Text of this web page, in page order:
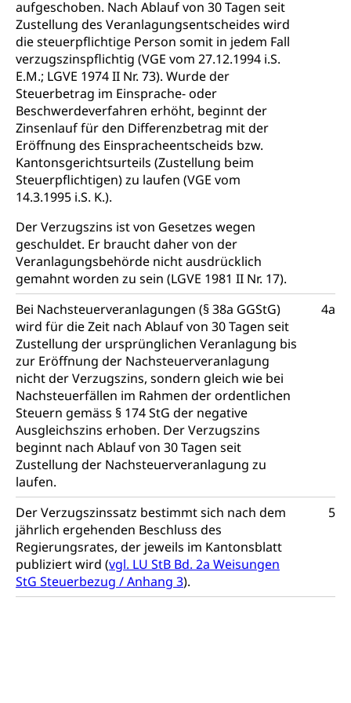
aufgeschoben. Nach Ablauf von 30 Tagen seit
Zustellung des Veranlagungsentscheides wird
die steuerpflichtige Person somit in jedem Fall
verzugszinspflichtig (VGE vom 27.12.1994 i.S.
E.M.; LGVE 1974 II Nr. 73). Wurde der
Steuerbetrag im Einsprache- oder
Beschwerdeverfahren erhöht, beginnt der
Zinsenlauf für den Differenzbetrag mit der
Eröffnung des Einspracheentscheids bzw.
Kantonsgerichtsurteils (Zustellung beim
Steuerpflichtigen) zu laufen (VGE vom
14.3.1995 i.S. K.).
Der Verzugszins ist von Gesetzes wegen
geschuldet. Er braucht daher von der
Veranlagungsbehörde nicht ausdrücklich
gemahnt worden zu sein (LGVE 1981 II Nr. 17).
Bei Nachsteuerveranlagungen (§ 38a GGStG)
wird für die Zeit nach Ablauf von 30 Tagen seit
Zustellung der ursprünglichen Veranlagung bis
zur Eröffnung der Nachsteuerveranlagung
nicht der Verzugszins, sondern gleich wie bei
Nachsteuerfällen im Rahmen der ordentlichen
Steuern gemäss § 174 StG der negative
Ausgleichszins erhoben. Der Verzugszins
beginnt nach Ablauf von 30 Tagen seit
Zustellung der Nachsteuerveranlagung zu
laufen.
4a
Der Verzugszinssatz bestimmt sich nach dem
jährlich ergehenden Beschluss des
Regierungsrates, der jeweils im Kantonsblatt
publiziert wird (vgl. LU StB Bd. 2a Weisungen
StG Steuerbezug / Anhang 3).
5
Höhere Berufsbildung
Berufsabschluss für Erwachsene
Höhere Bildung (hflu.ch)
Beratung & Unterstützung
Neuorientierung
Schnupperlehre & Lehrstellensuche
Beruf & Weiterbildung (beruf.lu.ch)
Berufslehre (beruf.lu.ch)
Fachstelle Berufsbildung
BIZ Beratungs- und Informationszentrum
für Bildung und Beruf
Berufsmaturität
Zentrum für Brückenangebote
Hochschule Luzern HSLU
Pädagogische Hochschule Luzern, PH Luzern
Höhere Fachschule Luzern HFLU
Berufsmatura BM, Aufnahmebedingungen FMS und
Vollzeitschulen mit BM
Berufsbildung / Mittelschulen (gruezi.lu.ch)
Fachklasse Grafik (fachklassegrafik.ch)
Fach- & Wirtschafts-Mittelschulzentrum FMZ
Gymnasialbildung, Kantonsschulen
Gymnasien & Fachmittelschulen (beruf.lu.ch)
Studienwahl- und Studienbearatung
Fachklasse Grafik
Gesundheitsmittelschule
Informatikmittelschule
Wirtschaftsmittelschule
FMS und Vollzeitschulen mit BM
Obligatorische Schulzeit
Schulpflicht, Schulobligatorium, Primarschule,
Sekundarschule, Schulferien, Tagesschule,
Schulergänzende Betreuung, Logopädie,
Psychomotorik, Schulpsychologie, Schulsozialarbeit,
Heilpädagogik und Sonderschulen
Kantonale Sportcamps
Sekundarschule
Schulpflicht
Kindergarten & Basisstufe
Förderangebote
Sonderschulung
Musikschulen
Schulferien
Früherziehung
Schuldienste
Betreuungsangebote
Schulliste
Heilpädagogische Schulen
Freiwilliger Schulsport
Stipendien und Darlehen
Stipendien Universität Luzern unilu
Finanzielle Unterstützung für Ausbildung
Pflege HF oder Studium Pflege FH
Fachstelle Stipendien (beruf.lu.ch)
Studienbeiträge Höhere Berufsbildung
Finanzielle Unterstützung Pädagogische
Hochschule PHLU
Stipendien Hochschule Luzern hslu
Universität
Technische Hochschule, Studium,
Hochschulstudium, Universitätsstudium,
universitäre Ausbildung, akademische Ausbildung,
Hochschulbildung, Hochschule, universitäre
Hochschule, Bachelor, Master, Doktorat,
Weiterbildung, Forschung, Entwicklung,
Dienstleistungen, Hochschule Luzern,
Fachhochschule Zentralschweiz, HSLU,
Pädagogische Hochschule Luzern, PH Luzern, UniLU,
swissuniversities (Dachorganisation der Schweizer
Hochschulen)
swissuniversities
Fachstelle Hochschulbildung
Vorschule
Kindergarten, Kinderkrippe, Krippe, Kinderhort,
Kindertagesstätte, Spielgruppe, Tagesmutter,
Freiwilliges Kindergarten Jahr
Kinderbetreuung
Freiwilliges Kindergarten Jahr
Frühe Sprachförderung
Gesundheit und Soziales